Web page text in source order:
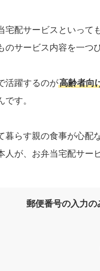
宅配サービスといって
のサービス内容を一つ
活躍するのが高齢者向
です。
暮らす親の食事が心配
人が、お弁当宅配サー
郵便番号の入力の